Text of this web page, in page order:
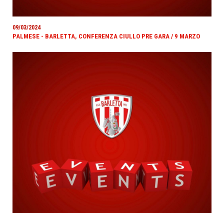
09/03/2024
PALMESE - BARLETTA, CONFERENZA CIULLO PRE GARA / 9 MARZO